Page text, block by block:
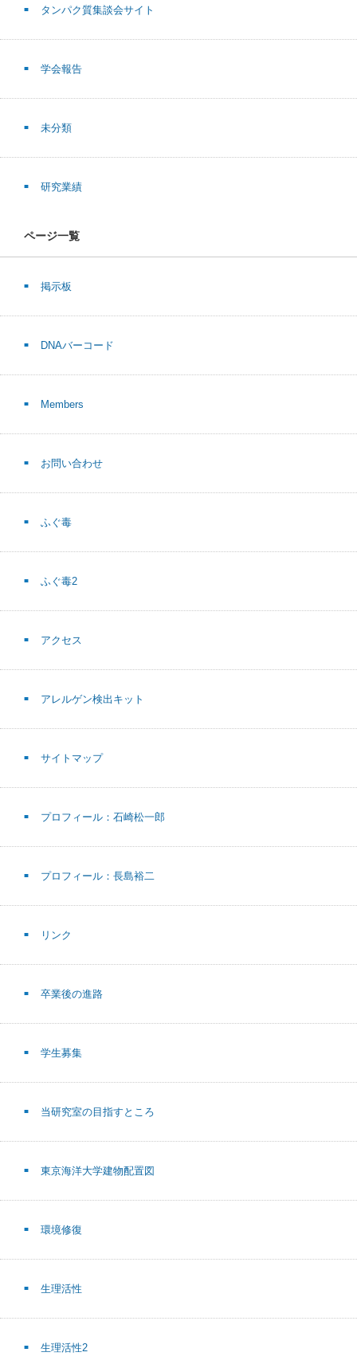
タンパク質集談会サイト
学会報告
未分類
研究業績
ページ一覧
掲示板
DNAバーコード
Members
お問い合わせ
ふぐ毒
ふぐ毒2
アクセス
アレルゲン検出キット
サイトマップ
プロフィール：石崎松一郎
プロフィール：長島裕二
リンク
卒業後の進路
学生募集
当研究室の目指すところ
東京海洋大学建物配置図
環境修復
生理活性
生理活性2